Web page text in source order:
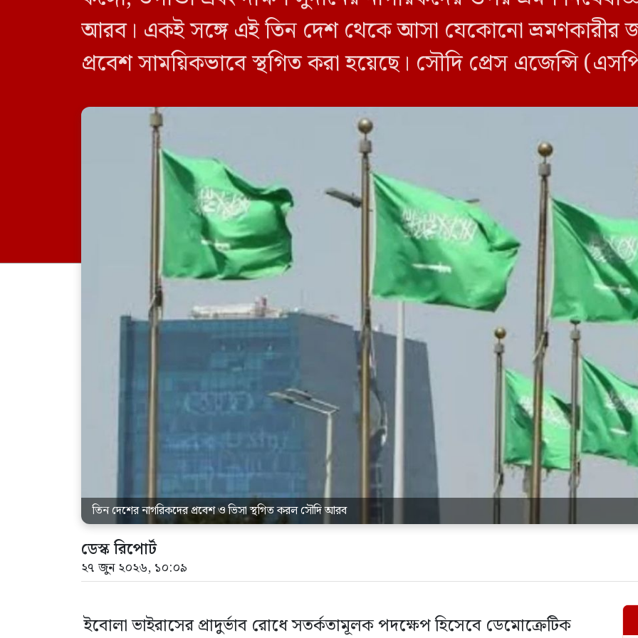
আরব। একই সঙ্গে এই তিন দেশ থেকে আসা যেকোনো ভ্রমণকারীর
প্রবেশ সাময়িকভাবে স্থগিত করা হয়েছে। সৌদি প্রেস এজেন্সি
তিন দেশের নাগরিকদের প্রবেশ ও ভিসা স্থগিত করল সৌদি আরব
ডেস্ক রিপোর্ট
২৭ জুন ২০২৬, ১০:০৯
ইবোলা ভাইরাসের প্রাদুর্ভাব রোধে সতর্কতামূলক পদক্ষেপ হিসেবে ডেমোক্রেটিক